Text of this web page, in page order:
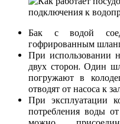
Бак с водой
гофрированным
При использовании
двух сторон. Один
погружают в
отводят от насоса к
При эксплуатации
потребления воды